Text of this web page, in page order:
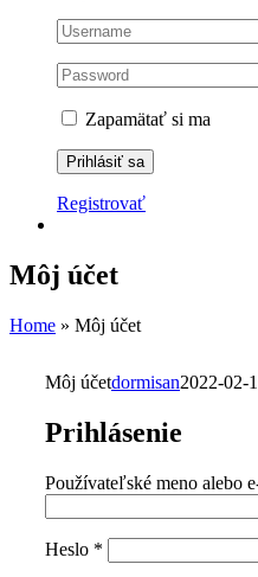
Zapamätať si ma
Registrovať
Môj účet
Home » Môj účet
Môj účetdormisan2022-02-
Prihlásenie
Používateľské meno alebo
Heslo *